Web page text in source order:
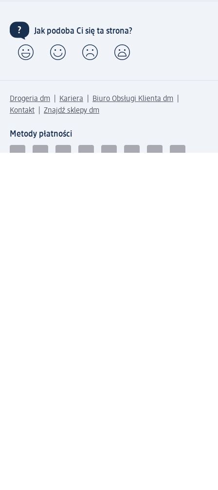
Jak podoba Ci się ta strona?
Drogeria dm Kariera
Biuro Obsługi Klienta dm
Kontakt
Znajdź sklepy dm
Metody płatności